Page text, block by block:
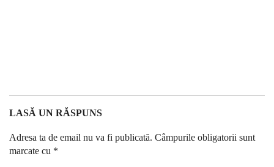
LASĂ UN RĂSPUNS
Adresa ta de email nu va fi publicată. Câmpurile obligatorii sunt
marcate cu *